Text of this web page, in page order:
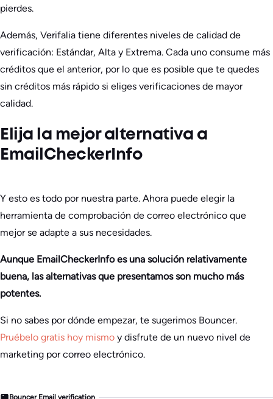
pierdes.
Además, Verifalia tiene diferentes niveles de calidad de
verificación: Estándar, Alta y Extrema. Cada uno consume más
créditos que el anterior, por lo que es posible que te quedes
sin créditos más rápido si eliges verificaciones de mayor
calidad.
Elija la mejor alternativa a
EmailCheckerInfo
Y esto es todo por nuestra parte. Ahora puede elegir la
herramienta de comprobación de correo electrónico que
mejor se adapte a sus necesidades.
Aunque EmailCheckerInfo es una solución relativamente
buena, las alternativas que presentamos son mucho más
potentes.
Si no sabes por dónde empezar, te sugerimos Bouncer.
Pruébelo gratis hoy mismo y disfrute de un nuevo nivel de
marketing por correo electrónico.
Bouncer Email verification